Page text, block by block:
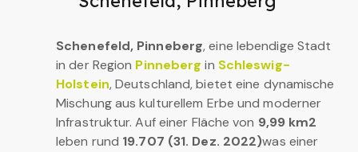
Schenefeld, Pinneberg, eine lebendige Stadt
in der Region Pinneberg in Schleswig-
Holstein, Deutschland, bietet eine dynamische
Mischung aus kulturellem Erbe und moderner
Infrastruktur. Auf einer Fläche von 9,99 km2
leben rund 19.707 (31. Dez. 2022)was einer